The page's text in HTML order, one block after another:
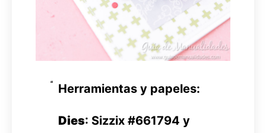
Herramientas y papeles:
Dies: Sizzix #661794 y